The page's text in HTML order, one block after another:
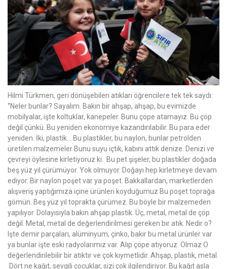
Hilmi Türkmen, geri dönüşebilen atıkları öğrencilere tek tek saydı:
‘’Neler bunlar? Sayalım. Bakın bir ahşap, ahşap, bu evimizde
mobilyalar, işte koltuklar, kanepeler. Bunu çöpe atamayız. Bu çöp
değil çünkü. Bu yeniden ekonomiye kazandırılabilir. Bu para eder
yeniden. İki, plastik… Bu plastikler, bu naylon, bunlar petrolden
üretilen malzemeler Bunu suyu içtik, kabını attık denize. Denizi ve
çevreyi öylesine kirletiyoruz ki. Bu pet şişeler, bu plastikler doğada
beş yüz yıl çürümüyor. Yok olmuyor. Doğayı hep kirletmeye devam
ediyor. Bir naylon poşet var ya poşet. Bakkallardan, marketlerden
alışveriş yaptığımıza içine ürünleri koyduğumuz Bu poşet toprağa
gömün. Beş yüz yıl toprakta çürümez. Bu böyle bir malzemeden
yapılıyor. Dolayısıyla bakın ahşap plastik. Üç, metal, metal de çöp
değil. Metal, metal de değerlendirilmesi gereken bir atık. Nedir o?
Işte demir parçaları, alüminyum, çinko, bakır bu metal ürünler var
ya bunlar işte eski radyolarımız var. Alıp çöpe atıyoruz. Olmaz O
değerlendirilebilir bir atıktır ve çok kıymetlidir. Ahşap, plastik, metal.
Dört ne kağıt, sevgili çocuklar, sizi çok ilgilendiriyor. Bu kağıt asla